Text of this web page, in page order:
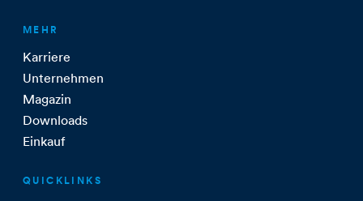
MEHR
Karriere
Unternehmen
Magazin
Downloads
Einkauf
QUICKLINKS